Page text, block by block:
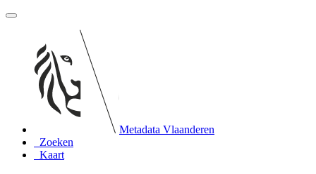
Metadata Vlaanderen
Zoeken
Kaart